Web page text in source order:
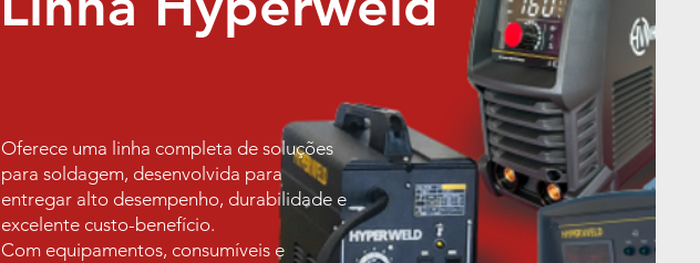
Oferece uma linha completa de soluções
para soldagem, desenvolvida para
entregar alto desempenho, durabilidade e
excelente custo-benefício.
Com equipamentos, consumíveis e